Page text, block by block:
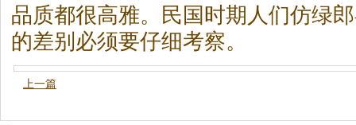
品质都很高雅。民国时期人们仿绿
的差别必须要仔细考察。
上一篇